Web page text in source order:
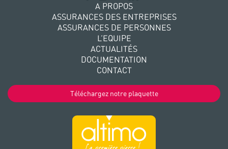
A PROPOS
ASSURANCES DES ENTREPRISES
ASSURANCES DE PERSONNES
L’EQUIPE
ACTUALITÉS
DOCUMENTATION
CONTACT
Téléchargez notre plaquette